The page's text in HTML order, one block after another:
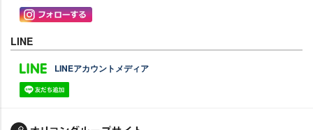
LINE
LINEアカウントメディア